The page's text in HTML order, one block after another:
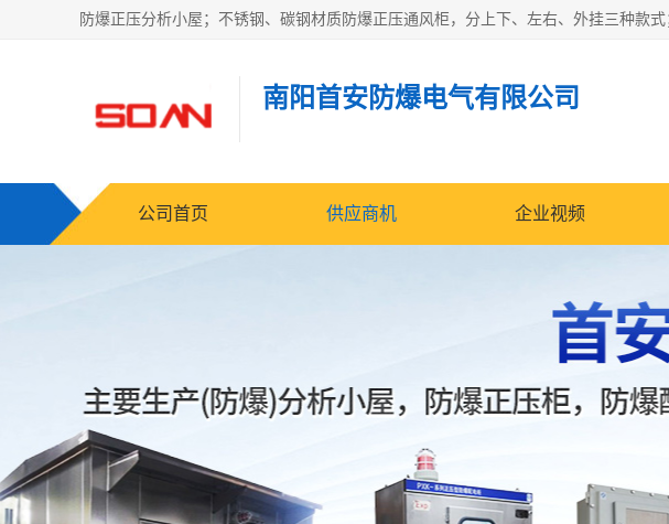
南阳首安防爆电气有限公司
公司首页 供应商机 企业视频